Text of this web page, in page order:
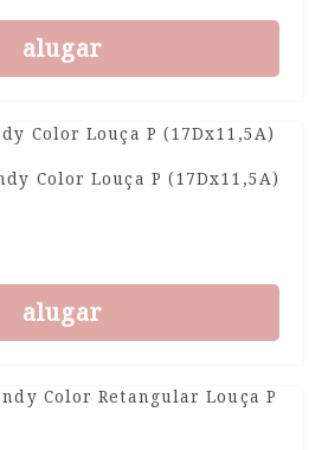
alugar
Color Louça P (17Dx11,5A)
alugar